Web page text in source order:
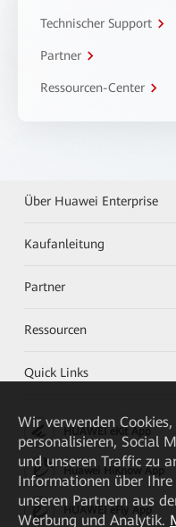
Technischer Support
Partner
Ressourcen-Center
Über Huawei Enterprise
Kaufanleitung
Partner
Ressourcen
Quick Links
HUAWEI eKit App
Huawei HiKnow App
HUAWEI eFly App
Wir verwenden
personalisieren, Social
und unseren Traffic zu
Informationen über
unseren Partnern aus
Werbung und Analytik.